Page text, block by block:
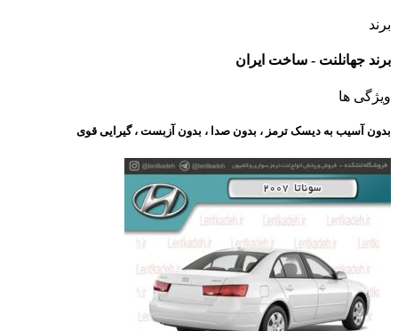
برند
برند جهانلنت - ساخت ایران
ویژگی ها
بدون آسیب به دیسک ترمز ، بدون صدا ، بدون آزبست ، گیرایی قوی​